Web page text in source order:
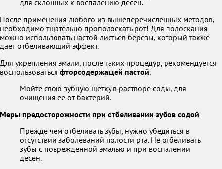
для склонных к воспалению десен.
После применения любого из вышеперечисленных методов,
необходимо тщательно прополоскать рот! Для полоскания
можно использовать настой листьев березы, который также
дает отбеливающий эффект.
Для укрепления эмали, после таких процедур, рекомендуется
воспользоваться фторсодержащей пастой.
Мойте свою зубную щетку в растворе соды, для
очищения ее от бактерий.
Меры предосторожности при отбеливании зубов содой
Прежде чем отбеливать зубы, нужно убедиться в
отсутствии заболеваний полости рта. Не отбеливать
зубы с поврежденной эмалью и при воспалении
десен.